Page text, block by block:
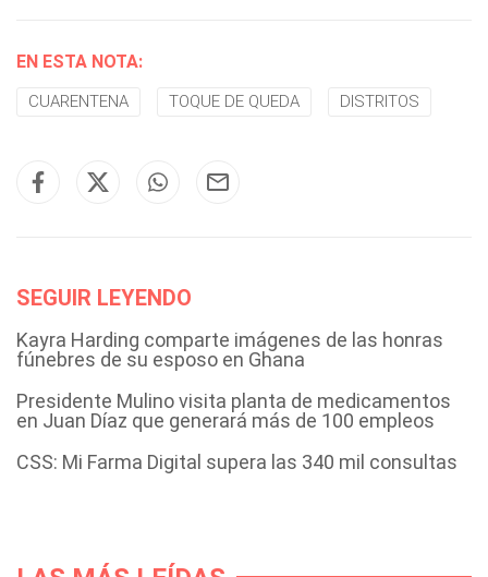
EN ESTA NOTA:
CUARENTENA TOQUE DE QUEDA DISTRITOS
SEGUIR LEYENDO
Kayra Harding comparte imágenes de las honras
fúnebres de su esposo en Ghana
Presidente Mulino visita planta de medicamentos
en Juan Díaz que generará más de 100 empleos
CSS: Mi Farma Digital supera las 340 mil consultas